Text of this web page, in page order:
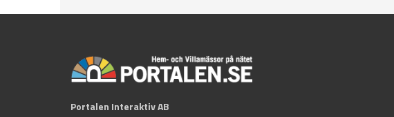
Portalen Interaktiv AB